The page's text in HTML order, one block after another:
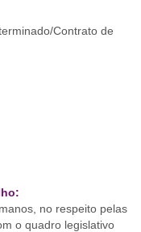
Contrato de
no respeito pelas
o quadro legislativo